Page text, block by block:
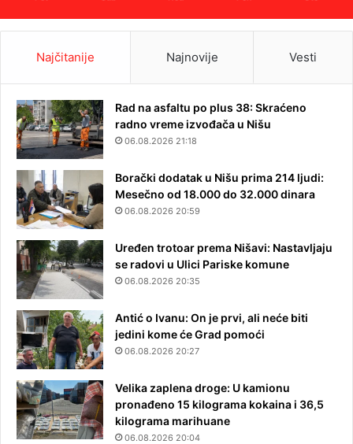
Najčitanije Najnovije Vesti
Rad na asfaltu po plus 38: Skraćeno
radno vreme izvođača u Nišu
06.08.2026 21:18
Borački dodatak u Nišu prima 214 ljudi:
Mesečno od 18.000 do 32.000 dinara
06.08.2026 20:59
Uređen trotoar prema Nišavi: Nastavljaju
se radovi u Ulici Pariske komune
06.08.2026 20:35
Antić o Ivanu: On je prvi, ali neće biti
jedini kome će Grad pomoći
06.08.2026 20:27
Velika zaplena droge: U kamionu
pronađeno 15 kilograma kokaina i 36,5
kilograma marihuane
06.08.2026 20:04